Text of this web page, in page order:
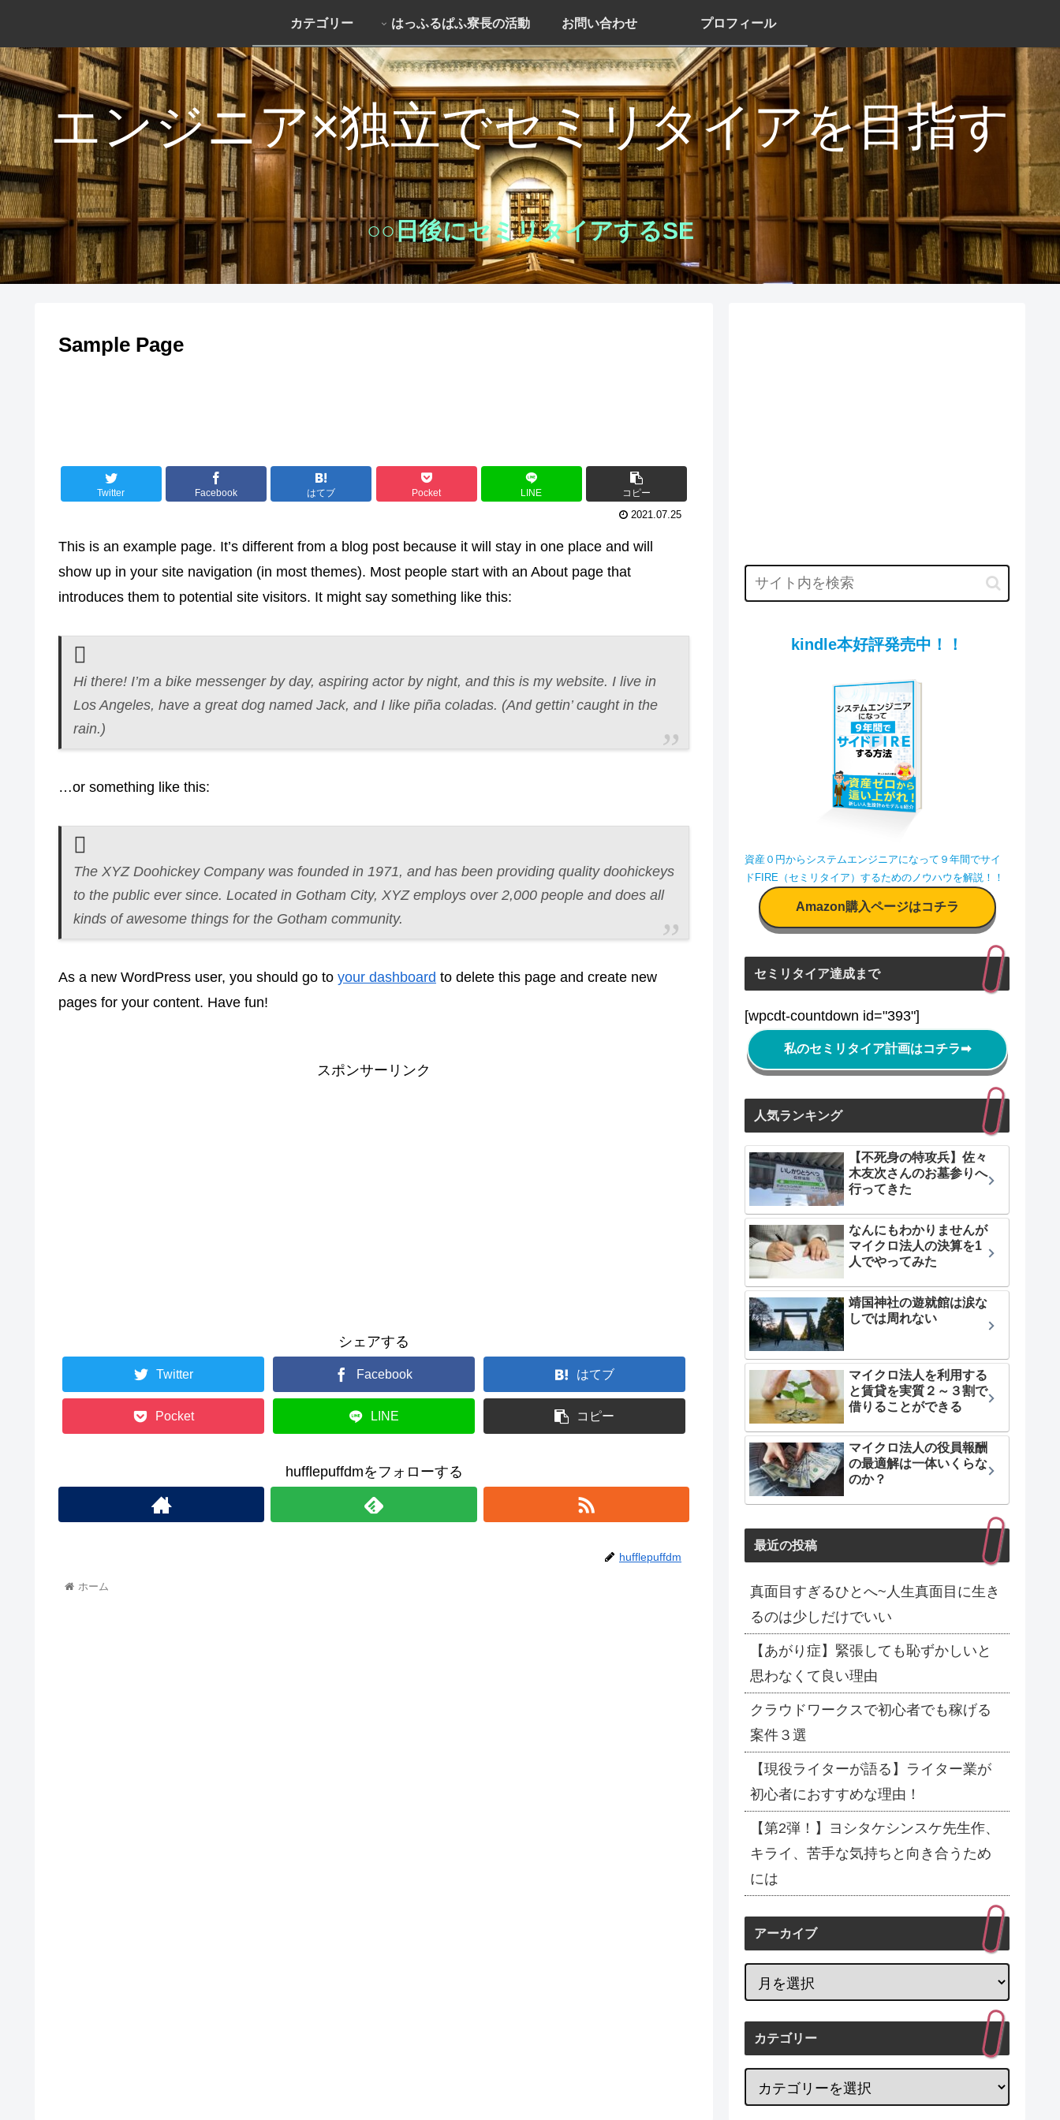
エンジニア×独立でセミリタイアを目指す
○○日後にセミリタイアするSE
カテゴリー はっふるぱふ寮長の活動 お問い合わせ プロフィール
Sample Page
Twitter Facebook はてブ Pocket LINE コピー
2021.07.25
This is an example page. It’s different from a blog post because it will stay in one place and will
show up in your site navigation (in most themes). Most people start with an About page that
introduces them to potential site visitors. It might say something like this:
Hi there! I’m a bike messenger by day, aspiring actor by night, and this is my website. I live in
Los Angeles, have a great dog named Jack, and I like piña coladas. (And gettin’ caught in the
rain.)
…or something like this:
The XYZ Doohickey Company was founded in 1971, and has been providing quality doohickeys
to the public ever since. Located in Gotham City, XYZ employs over 2,000 people and does all
kinds of awesome things for the Gotham community.
As a new WordPress user, you should go to your dashboard to delete this page and create new
pages for your content. Have fun!
スポンサーリンク
シェアする
Twitter Facebook はてブ
Pocket LINE コピー
hufflepuffdmをフォローする
hufflepuffdm
ホーム
kindle本好評発売中！！
資産０円からシステムエンジニアになって９年間でサイ
ドFIRE（セミリタイア）するためのノウハウを解説！！
Amazon購入ページはコチラ
セミリタイア達成まで
[wpcdt-countdown id="393"]
私のセミリタイア計画はコチラ➡
人気ランキング
【不死身の特攻兵】佐々
木友次さんのお墓参りへ
行ってきた
なんにもわかりませんが
マイクロ法人の決算を1
人でやってみた
靖国神社の遊就館は涙な
しでは周れない
マイクロ法人を利用する
と賃貸を実質２～３割で
借りることができる
マイクロ法人の役員報酬
の最適解は一体いくらな
のか？
最近の投稿
真面目すぎるひとへ~人生真面目に生き
るのは少しだけでいい
【あがり症】緊張しても恥ずかしいと
思わなくて良い理由
クラウドワークスで初心者でも稼げる
案件３選
【現役ライターが語る】ライター業が
初心者におすすめな理由！
【第2弾！】ヨシタケシンスケ先生作、
キライ、苦手な気持ちと向き合うため
には
アーカイブ
カテゴリー